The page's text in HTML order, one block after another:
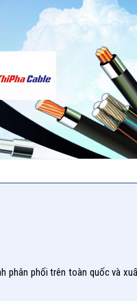
phối trên toàn quốc và